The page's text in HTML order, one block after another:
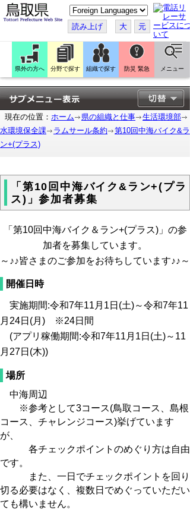
こ
の
ペ
ー
ジ
翻
訳
す
る
読み上げ 大 元
県外の方へ 分野で探す 組織で探す 防災 緊急 メニュー
現在の位置： ホーム 県の組織と仕事
生活環境部
水環境保全課
ラムサール条約
第10回中海バイク&ラ
ン+(プラス)
「第10回中海バイク&ラン+(プラ
ス)」参加者募集
「第10回中海バイク＆ラン+(プラス)」の参
加者を募集しています。
～♪♪皆さまのご参加をお待ちしています♪♪～
開催日時
実施期間:令和7年11月1日(土)～令和7年11
月24日(月) ※24日間
(アプリ稼働期間:令和7年11月1日(土)～11
月27日(木))
場所
中海周辺
※参考として3コース(鳥取コース、島根
コース、チャレンジコース)挙げています
が、
各チェックポイントのめぐり方は自由
です。
また、一日でチェックポイントを回り
切る必要はなく、複数日でめぐっていただい
ても構いません。